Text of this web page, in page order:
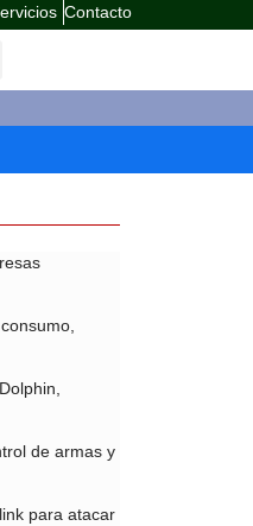
Contacto
de armas y
para atacar